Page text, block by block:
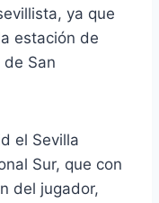
ya que
estación de
San
el Sevilla
Sur, que con
del jugador,